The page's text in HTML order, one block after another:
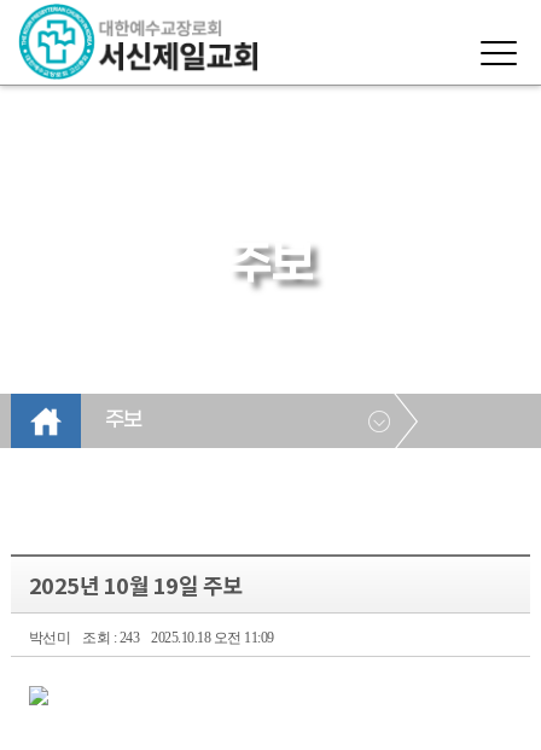
주보
주보
2025년 10월 19일 주보
박선미 조회 : 243 2025.10.18 오전 11:09